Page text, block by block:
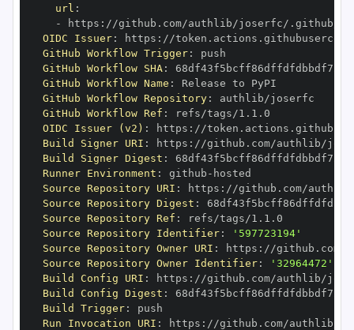
url :
-
https :
OIDC Issuer: https :
GitHub Workflow Trigger:
GitHub Workflow SHA:
GitHub Workflow Name :
GitHub Workflow Repository:
GitHub Workflow Ref :
OIDC Issuer (v2) : https :
Build Signer URI : https :
Build Signer Digest :
Runner Environment : github -
Source Repository URI : https :
Source Repository Digest :
Source Repository Ref :
Source Repository Identifier:
'597723194'
Source Repository Owner URI : https :
Source Repository Owner Identifier:
'32964472'
Build Config URI : https :
Build Config Digest :
Build Trigger:
Run Invocation URI : https :